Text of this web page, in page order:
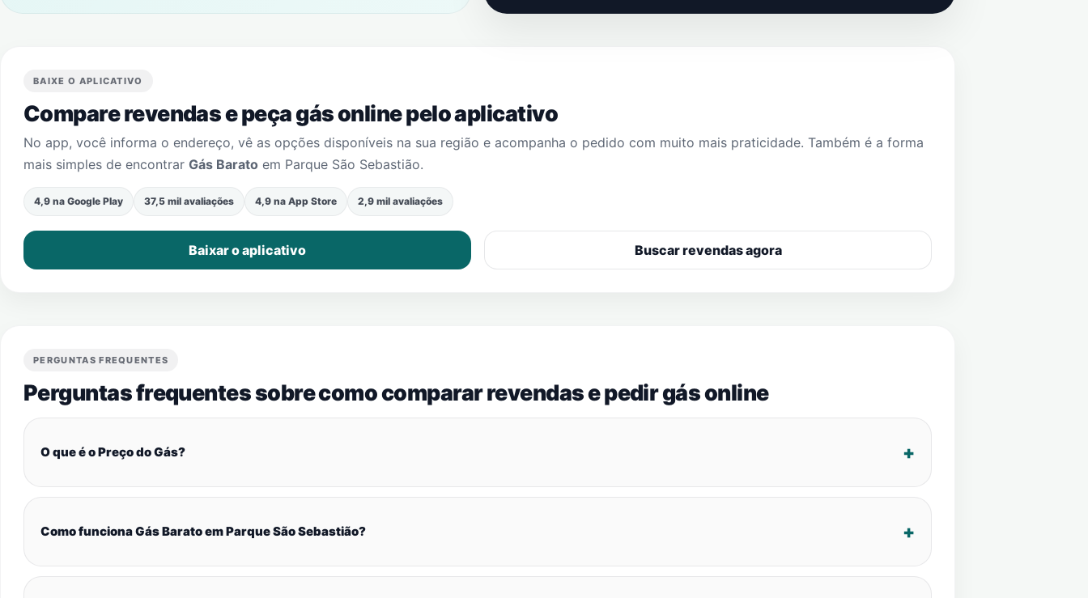
BAIXE O APLICATIVO
Compare revendas e peça gás online pelo aplicativo
No app, você informa o endereço, vê as opções disponíveis na sua região e acompanha o pedido com muito mais praticidade. Também é a forma
mais simples de encontrar Gás Barato em Parque São Sebastião.
4,9 na Google Play 37,5 mil avaliações 4,9 na App Store 2,9 mil avaliações
Baixar o aplicativo Buscar revendas agora
PERGUNTAS FREQUENTES
Perguntas frequentes sobre como comparar revendas e pedir gás online
O que é o Preço do Gás?
Como funciona Gás Barato em Parque São Sebastião?